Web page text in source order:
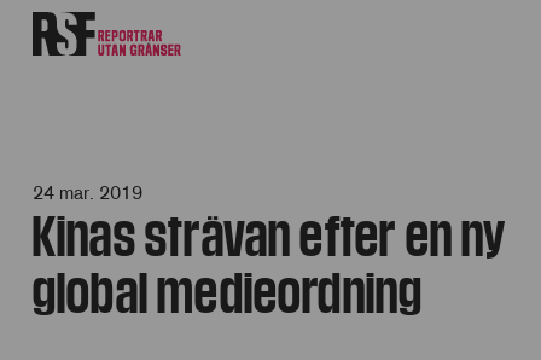
24 mar. 2019
Kinas strävan efter en ny
global medieordning